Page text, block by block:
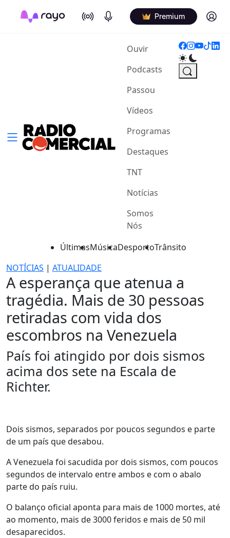
On Air Podcasts Premium Log in
Ouvir(current)
Podcasts
Passou
Vídeos
Programas
Destaques
TNT
Notícias
Somos
Nós
ÚltimasMúsicaDesportoTrânsito
NOTÍCIAS | ATUALIDADE
A esperança que atenua a
tragédia. Mais de 30 pessoas
retiradas com vida dos
escombros na Venezuela
País foi atingido por dois sismos
acima dos sete na Escala de
Richter.
Dois sismos, separados por poucos segundos e parte
de um país que desabou.
A Venezuela foi sacudida por dois sismos, com poucos
segundos de intervalo entre ambos e com o abalo
parte do país ruiu.
O balanço oficial aponta para mais de 1000 mortes, até
ao momento, mais de 3000 feridos e mais de 50 mil
desaparecidos.